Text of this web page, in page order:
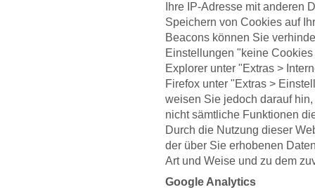
Ihre IP-Adresse mit anderen
Speichern von Cookies auf
Beacons können Sie
Einstellungen "keine
Explorer unter "Extras >
Firefox unter "Extras >
weisen Sie jedoch darauf
nicht sämtliche Funktionen
Durch die Nutzung dieser
der über Sie erhobenen
Art und Weise und zu dem
Google Analytics